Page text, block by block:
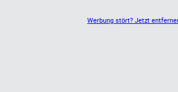
Werbung stört? Jetzt